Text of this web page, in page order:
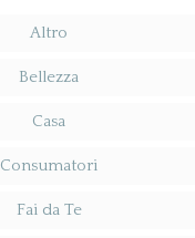
Altro
Bellezza
Casa
Consumatori
Fai da Te